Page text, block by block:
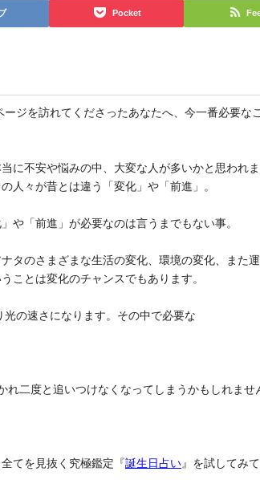
Pocket
ジを訪れてくださったあなたへ、今一番必要な
不安や悩みの中、大変な人が多いかと思われま
人々が昔とは違う「変化」や「前進」。
や「前進」が必要なのは言うまでもない事。
タのさまざまな生活の変化、環境の変化、また
ことは変化のチャンスでもあります。
の速さになります。その中で必要な
二度と追いつけなくなってしまうかもしれませ
てを見抜く究極鑑定『誕生日占い 』を試してみ